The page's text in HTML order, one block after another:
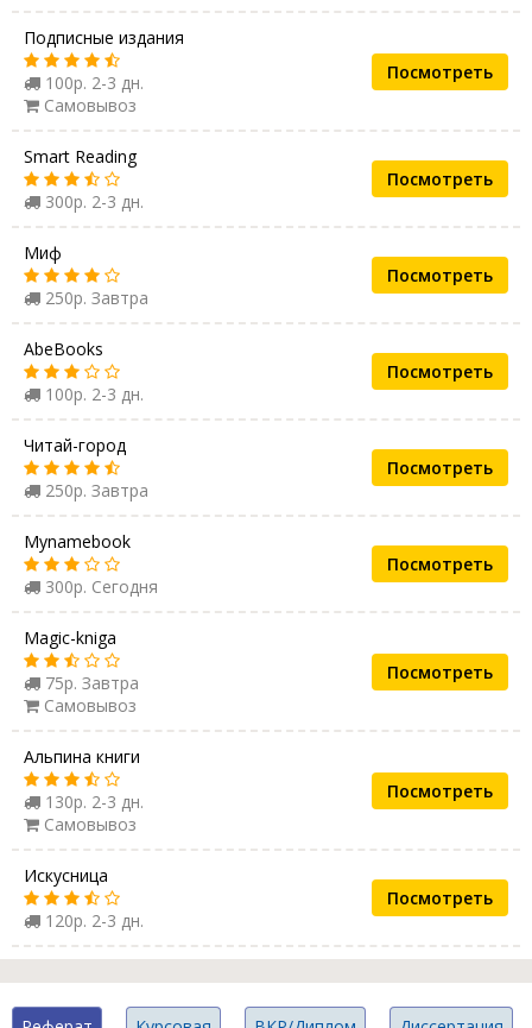
Подписные издания
100р. 2-3 дн.
Самовывоз
Посмотреть
Smart Reading
300р. 2-3 дн.
Посмотреть
Миф
250р. Завтра
Посмотреть
AbeBooks
100р. 2-3 дн.
Посмотреть
Читай-город
250р. Завтра
Посмотреть
Mynamebook
300р. Сегодня
Посмотреть
Magic-kniga
75р. Завтра
Самовывоз
Посмотреть
Альпина книги
130р. 2-3 дн.
Самовывоз
Посмотреть
Искусница
120р. 2-3 дн.
Посмотреть